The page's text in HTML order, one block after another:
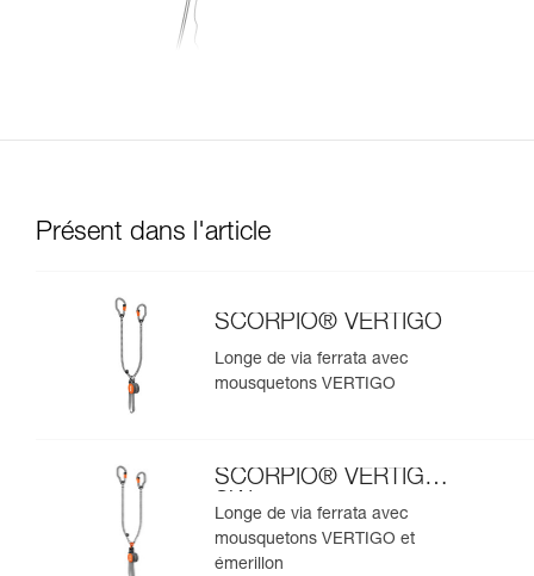
Présent dans l'article
SCORPIO® VERTIGO
Longe de via ferrata avec
mousquetons VERTIGO
SCORPIO® VERTIGO
SW
Longe de via ferrata avec
mousquetons VERTIGO et
émerillon